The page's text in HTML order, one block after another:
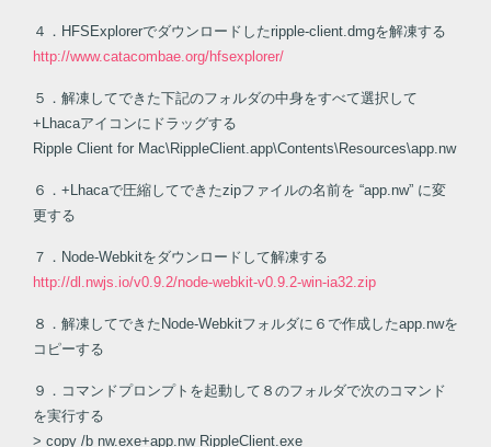
４．HFSExplorerでダウンロードしたripple-client.dmgを解凍する
http://www.catacombae.org/hfsexplorer/
５．解凍してできた下記のフォルダの中身をすべて選択して
+Lhacaアイコンにドラッグする
Ripple Client for Mac\RippleClient.app\Contents\Resources\app.nw
６．+Lhacaで圧縮してできたzipファイルの名前を “app.nw” に変
更する
７．Node-Webkitをダウンロードして解凍する
http://dl.nwjs.io/v0.9.2/node-webkit-v0.9.2-win-ia32.zip
８．解凍してできたNode-Webkitフォルダに６で作成したapp.nwを
コピーする
９．コマンドプロンプトを起動して８のフォルダで次のコマンド
を実行する
> copy /b nw.exe+app.nw RippleClient.exe